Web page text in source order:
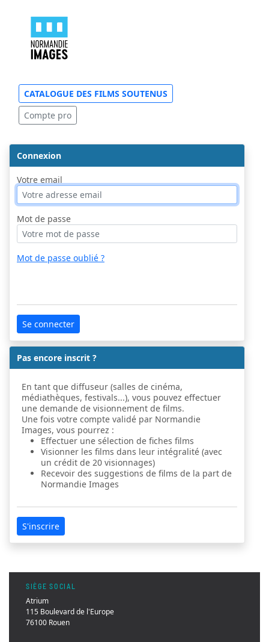
CATALOGUE DES FILMS SOUTENUS
Compte pro
Connexion
Votre email
Mot de passe
Mot de passe oublié ?
Se connecter
Pas encore inscrit ?
En tant que diffuseur (salles de cinéma,
médiathèques, festivals...), vous pouvez effectuer
une demande de visionnement de films.
Une fois votre compte validé par Normandie
Images, vous pourrez :
Effectuer une sélection de fiches films
Visionner les films dans leur intégralité (avec
un crédit de 20 visionnages)
Recevoir des suggestions de films de la part de
Normandie Images
S'inscrire
SIÈGE SOCIAL
Atrium
115 Boulevard de l'Europe
76100 Rouen